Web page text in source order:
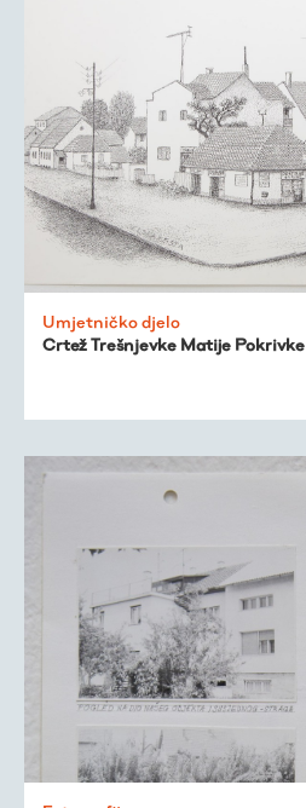
Umjetničko djelo
Crtež Trešnjevke Matije Pokrivke